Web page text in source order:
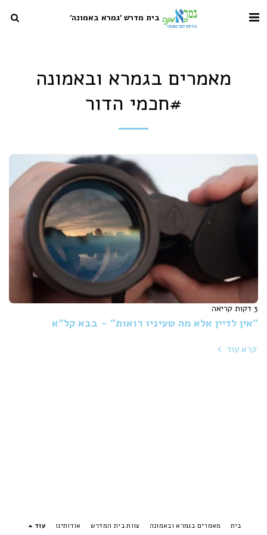
בית מדרש 'גמרא באמונה'
מאמרים בגמרא ובאמונה
#חכמי הדור
3 דקות קריאה
"אין לדיין אלא מה שעיניו רואות" - בבא קל"א
קרא עוד
בית מאמרים בגמרא ובאמונה צוות בית המדרש אודותינו עוד